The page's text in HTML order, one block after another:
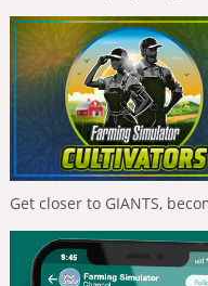
Get closer to GIANTS,